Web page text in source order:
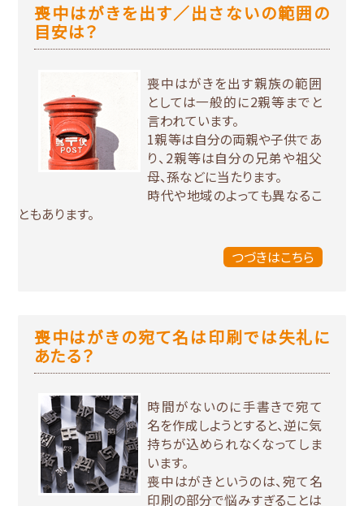
喪中はがきを出す／出さないの範囲の
目安は？
喪中はがきを出す親族の範囲
としては一般的に2親等までと
言われています。
1親等は自分の両親や子供であ
り、2親等は自分の兄弟や祖父
母、孫などに当たります。
時代や地域のよっても異なるこ
ともあります。
つづきはこちら
喪中はがきの宛て名は印刷では失礼に
あたる？
時間がないのに手書きで宛て
名を作成しようとすると、逆に気
持ちが込められなくなってしま
います。
喪中はがきというのは、宛て名
印刷の部分で悩みすぎることは